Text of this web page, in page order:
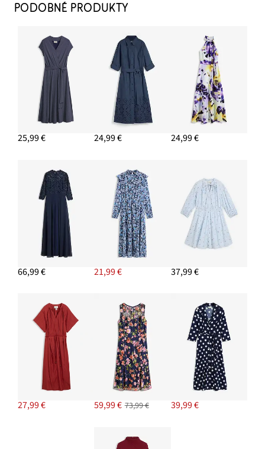
PODOBNÉ PRODUKTY
25,99 € 24,99 € 24,99 €
66,99 € 21,99 € 37,99 €
27,99 € 59,99 € 73,99 € 39,99 €